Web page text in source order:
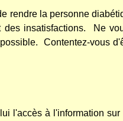
rendre la personne
insatisfactions.
Ne
Contentez-vous
l'accès à l'information